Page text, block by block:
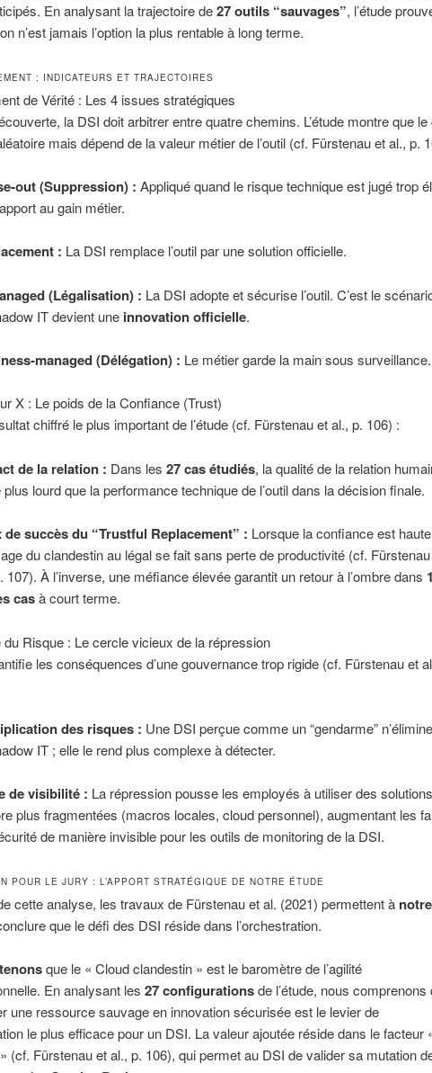
En analysant la trajectoire de27 outils “sauvages”, l’étude
n’est jamais l’option la plus rentable à long terme.
: INDICATEURS ET TRAJECTOIRES
de Vérité : Les 4 issues stratégiques
la DSI doit arbitrer entre quatre chemins. L’étude montre que le
mais dépend de la valeur métier de l’outil (cf. Fürstenau et al., p.
out (Suppression) : Appliqué quand le risque technique est jugé trop
au gain métier.
: La DSI remplace l’outil par une solution officielle.
(Légalisation) : La DSI adopte et sécurise l’outil. C’est le
IT devient une innovation officielle.
managed (Délégation) : Le métier garde la main sous surveillance.
X : Le poids de la Confiance (Trust)
chiffré le plus important de l’étude (cf. Fürstenau et al., p. 106) :
de la relation : Dans les27 cas étudiés, la qualité de la relation
plus lourd que la performance technique de l’outil dans la décision finale.
de succès du “Trustful Replacement” : Lorsque la confiance est
du clandestin au légal se fait sans perte de productivité (cf.
107). À l’inverse, une méfiance élevée garantit un retour à l’ombre dans
casà court terme.
Risque : Le cercle vicieux de la répression
les conséquences d’une gouvernance trop rigide (cf. Fürstenau et
des risques : Une DSI perçue comme un “gendarme”
IT ; elle le rend plus complexe à détecter.
de visibilité : La répression pousse les employés à utiliser des solutions
plus fragmentées (macros locales, cloud personnel), augmentant les
de manière invisible pour les outils de monitoring de la DSI.
POUR LE JURY : L’APPORT STRATÉGIQUE DE NOTRE ÉTUDE
cette analyse, les travaux de Fürstenau et al. (2021) permettent à notre
que le défi des DSI réside dans l’orchestration.
que le « Cloud clandestin » est le baromètre de l’agilité
En analysant les 27 configurationsde l’étude, nous comprenons
une ressource sauvage en innovation sécurisée est le levier de
le plus efficace pour un DSI. La valeur ajoutée réside dans le facteur
(cf. Fürstenau et al., p. 106), qui permet au DSI de valider sa mutation